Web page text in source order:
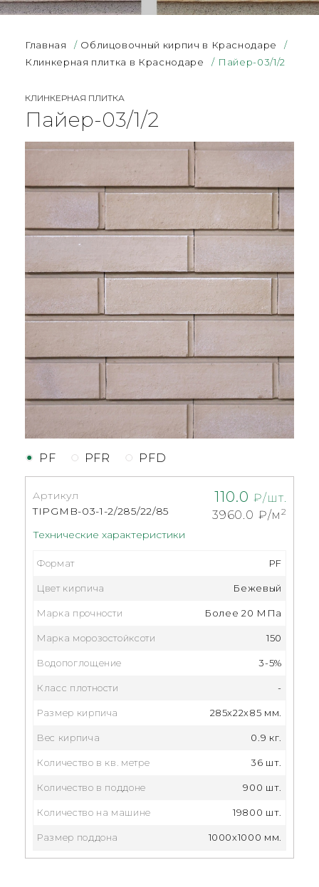
Главная / Облицовочный кирпич в Краснодаре
/
Клинкерная плитка в Краснодаре
/ Пайер-03/1/2
КЛИНКЕРНАЯ ПЛИТКА
Пайер-03/1/2
110.0 ₽/шт.
3960.0 ₽/м2
PF PFR PFD
Технические характеристики
Артикул
TIPGMB-03-1-2/285/22/85
Формат PF
Цвет кирпича Бежевый
Марка прочности Более 20 МПа
Марка морозостойксоти 150
Водопоглощение 3-5%
Класс плотности -
Размер кирпича 285x22x85 мм.
Вес кирпича 0.9 кг.
Количество в кв. метре 36 шт.
Количество в поддоне 900 шт.
Количество на машине 19800 шт.
Размер поддона 1000х1000 мм.